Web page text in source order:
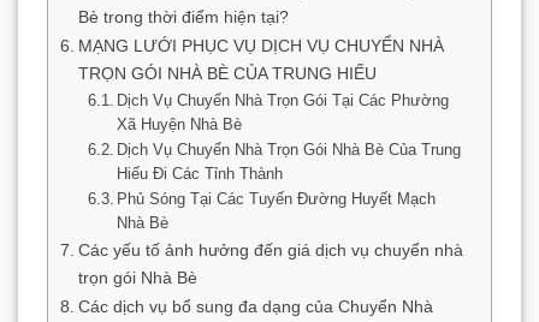
Bè trong thời điểm hiện tại?
MẠNG LƯỚI PHỤC VỤ DỊCH VỤ CHUYỂN NHÀ
TRỌN GÓI NHÀ BÈ CỦA TRUNG HIẾU
Dịch Vụ Chuyển Nhà Trọn Gói Tại Các Phường
Xã Huyện Nhà Bè
Dịch Vụ Chuyển Nhà Trọn Gói Nhà Bè Của Trung
Hiếu Đi Các Tỉnh Thành
Phủ Sóng Tại Các Tuyến Đường Huyết Mạch
Nhà Bè
Các yếu tố ảnh hưởng đến giá dịch vụ chuyển nhà
trọn gói Nhà Bè
Các dịch vụ bổ sung đa dạng của Chuyển Nhà